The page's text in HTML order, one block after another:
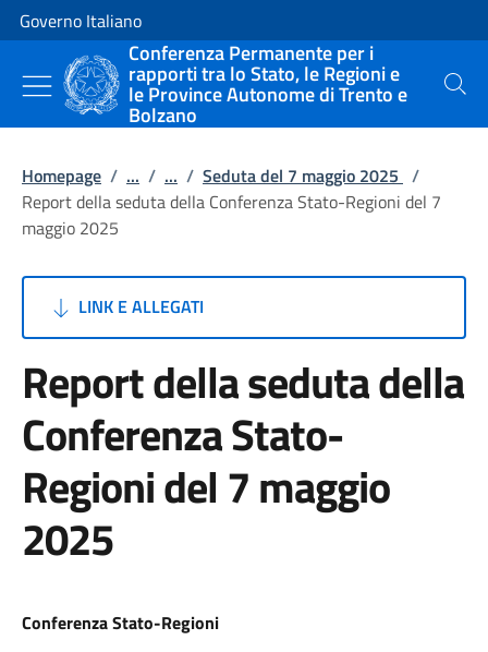
Vai al contenuto
Vai alla navigazione del sito
Governo Italiano
Conferenza Permanente per i
rapporti tra lo Stato, le Regioni e
le Province Autonome di Trento e
Bolzano
Cerca
Homepage / ... / ... / Seduta del 7 maggio 2025 /
Report della seduta della Conferenza Stato-Regioni del 7
maggio 2025
LINK E ALLEGATI
Report della seduta della
Conferenza Stato-
Regioni del 7 maggio
2025
Conferenza Stato-Regioni